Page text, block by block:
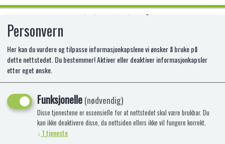
TAMIYA IMPREZA WRC MONTE
CARLO 05
Personvern
Her kan du vurdere og tilpasse informasjonkapslene vi ønsker å bruke på
dette nettstedet. Du bestemmer! Aktiver eller deaktiver informasjonkapsler
etter eget ønske.
Funksjonelle(nødvendig)
Disse tjenestene er essensielle for at nettstedet skal være brukbar. Du
kan ikke deaktivere disse, da nettsiden ellers ikke vil fungere korrekt.
↓ 1tjeneste